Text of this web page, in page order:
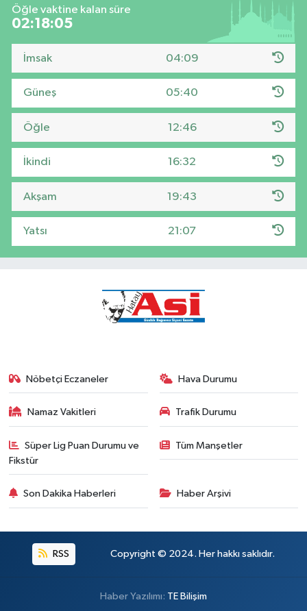
Öğle vaktine kalan süre
02:18:04
İmsak 04:09
Güneş 05:40
Öğle 12:46
İkindi 16:32
Akşam 19:43
Yatsı 21:07
Nöbetçi Eczaneler Hava Durumu
Namaz Vakitleri Trafik Durumu
Süper Lig Puan Durumu ve
Fikstür
Tüm Manşetler
Son Dakika Haberleri Haber Arşivi
RSS Copyright © 2024. Her hakkı saklıdır.
Haber Yazılımı: TE Bilişim